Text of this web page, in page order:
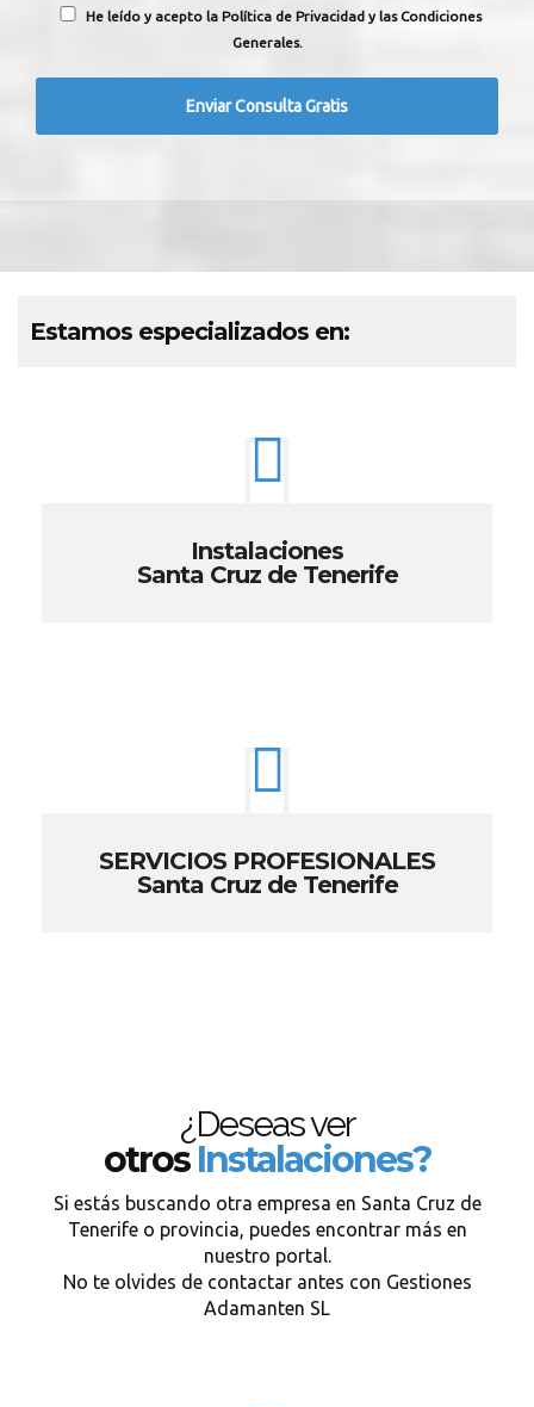
He leído y acepto la Política de Privacidad y las Condiciones
Generales.
Estamos especializados en:
Instalaciones
Santa Cruz de Tenerife
SERVICIOS PROFESIONALES
Santa Cruz de Tenerife
¿Deseas ver
otrosInstalaciones?
Si estás buscando otra empresa en Santa Cruz de
Tenerife o provincia, puedes encontrar más en
nuestro portal.
No te olvides de contactar antes con Gestiones
Adamanten SL